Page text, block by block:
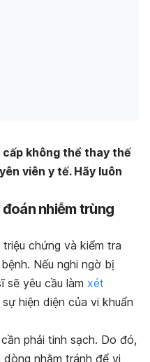
không thể thay thế
viên y tế. Hãy luôn
nhiễm trùng
chứng và kiểm tra
Nếu nghi ngờ bị
sẽ yêu cầu làm xét
hiện diện của vi khuẩn
phải tinh sạch. Do đó,
nhằm tránh để vi